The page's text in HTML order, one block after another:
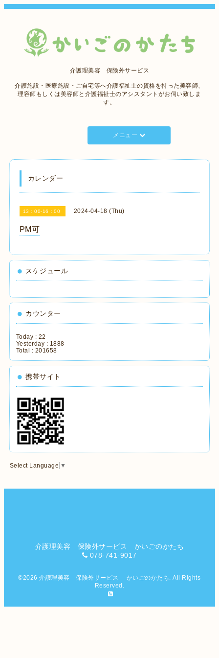
介護理美容 保険外サービス
介護施設・医療施設・ご自宅等へ介護福祉士の資格を持った美容師、
理容師もしくは美容師と介護福祉士のアシスタントがお伺い致しま
す。
メニュー
カレンダー
13：00-16：00 2024-04-18 (Thu)
PM可
スケジュール
カウンター
Today : 22
Yesterday : 1888
Total : 201658
携帯サイト
Select Language ▼
介護理美容 保険外サービス かいごのかたち
078-741-9017
©2026介護理美容 保険外サービス かいごのかたち . All Rights
Reserved.